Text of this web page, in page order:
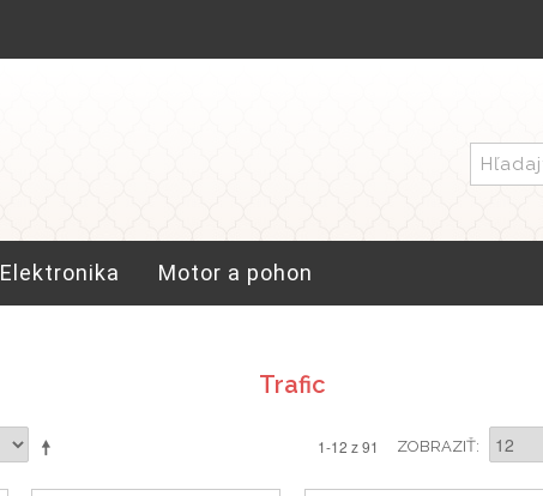
Elektronika Motor a pohon
Trafic
1-12 z 91 ZOBRAZIŤ